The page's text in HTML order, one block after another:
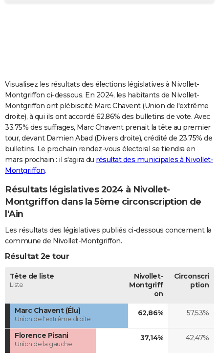
Carte de Noël
Carte Bonne année
Carte Saint-Valentin
Carte Pâques
Carte d'anniversaire
DICTIONNAIRE
Dictionnaire
Biographies
Citations
Expressions
Proverbes
PROGRAMME TV
COPAINS D'AVANT
S'inscrire
Se connecter
Lycées
Collèges
Primaires
Universités
Entreprises
Service militaire
Avis de recherche
AVIS DE DÉCÈS
FORUM
Bricolage
Lifestyle
Culture
Sport
Auto
Television
Voyage
Cinema
Visualisez les résultats des élections législatives à Nivollet-
Montgriffon ci-dessous. En 2024, les habitants de Nivollet-
Montgriffon ont plébiscité Marc Chavent (Union de l'extrême
droite), à qui ils ont accordé 62.86% des bulletins de vote. Avec
33.75% des suffrages, Marc Chavent prenait la tête au premier
tour, devant Damien Abad (Divers droite), crédité de 23.75% de
bulletins. Le prochain rendez-vous électoral se tiendra en
mars prochain : il s'agira du résultat des municipales à Nivollet-
Montgriffon.
Résultats législatives 2024 à Nivollet-
Montgriffon dans la 5ème circonscription de
l'Ain
Les résultats des législatives publiés ci-dessous concernent la
commune de Nivollet-Montgriffon.
Résultat 2e tour
Tête de liste
Liste
Nivollet-
Montgriff
on
Circonscri
ption
Marc Chavent (Élu)
Union de l'extrême droite
62,86% 57,53%
Florence Pisani
Union de la gauche
37,14% 42,47%